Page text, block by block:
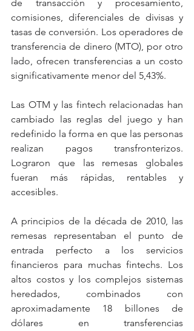
de transacción y procesamiento,
comisiones, diferenciales de divisas y
tasas de conversión. Los operadores de
transferencia de dinero (MTO), por otro
lado, ofrecen transferencias a un costo
significativamente menor del 5,43%.
Las OTM y las fintech relacionadas han
cambiado las reglas del juego y han
redefinido la forma en que las personas
realizan pagos transfronterizos.
Lograron que las remesas globales
fueran más rápidas, rentables y
accesibles.
A principios de la década de 2010, las
remesas representaban el punto de
entrada perfecto a los servicios
financieros para muchas fintechs. Los
altos costos y los complejos sistemas
heredados, combinados con
aproximadamente 18 billones de
dólares en transferencias